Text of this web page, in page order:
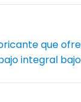
que
integral